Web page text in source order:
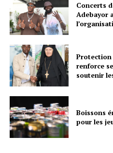
Concerts
Adebayor
Protection
renforce
soutenir
Boissons
pour les